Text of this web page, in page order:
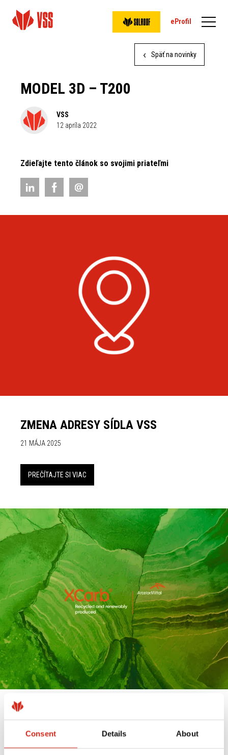
Consent Details About
eProfil
Späť na novinky
MODEL 3D – T200
VSS
12 apríla 2022
Zdieľajte tento článok so svojimi priateľmi
ZMENA ADRESY SÍDLA VSS
21 MÁJA 2025
PREČÍTAJTE SI VIAC
UTK SÚ TERAZ DOSTUPNÉ Z